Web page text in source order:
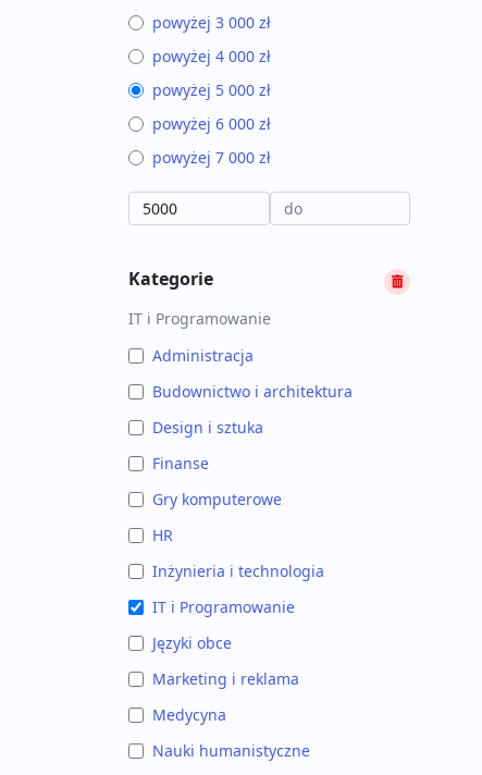
powyżej 3 000 zł
powyżej 4 000 zł
powyżej 5 000 zł
powyżej 6 000 zł
powyżej 7 000 zł
Kategorie
IT i Programowanie
Administracja
Budownictwo i architektura
Design i sztuka
Finanse
Gry komputerowe
HR
Inżynieria i technologia
IT i Programowanie
Języki obce
Marketing i reklama
Medycyna
Nauki humanistyczne